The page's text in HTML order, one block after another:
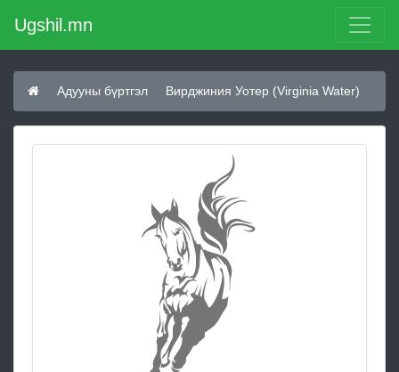
Ugshil.mn
Адууны бүртгэл Bирджиния Уотер (Virginia Water)